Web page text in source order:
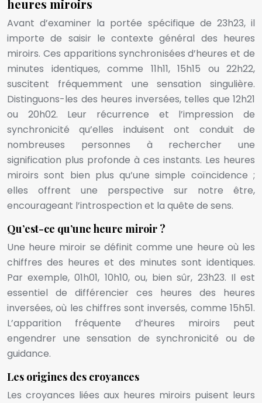
heures miroirs
Avant d’examiner la portée spécifique de 23h23, il
importe de saisir le contexte général des heures
miroirs. Ces apparitions synchronisées d’heures et de
minutes identiques, comme 11h11, 15h15 ou 22h22,
suscitent fréquemment une sensation singulière.
Distinguons-les des heures inversées, telles que 12h21
ou 20h02. Leur récurrence et l’impression de
synchronicité qu’elles induisent ont conduit de
nombreuses personnes à rechercher une
signification plus profonde à ces instants. Les heures
miroirs sont bien plus qu’une simple coïncidence ;
elles offrent une perspective sur notre être,
encourageant l’introspection et la quête de sens.
Qu’est-ce qu’une heure miroir ?
Une heure miroir se définit comme une heure où les
chiffres des heures et des minutes sont identiques.
Par exemple, 01h01, 10h10, ou, bien sûr, 23h23. Il est
essentiel de différencier ces heures des heures
inversées, où les chiffres sont inversés, comme 15h51.
L’apparition fréquente d’heures miroirs peut
engendrer une sensation de synchronicité ou de
guidance.
Les origines des croyances
Les croyances liées aux heures miroirs puisent leurs